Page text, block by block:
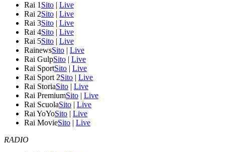
Rai 1 Sito | Live
Rai 2Sito | Live
Rai 3Sito | Live
Rai 4Sito | Live
Rai 5Sito | Live
RainewsSito | Live
Rai GulpSito | Live
Rai SportSito | Live
Rai Sport 2Sito | Live
Rai StoriaSito | Live
Rai PremiumSito | Live
Rai ScuolaSito | Live
Rai YoYoSito | Live
Rai MovieSito | Live
RADIO